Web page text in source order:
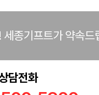
세종기프트가 약속드
담전화